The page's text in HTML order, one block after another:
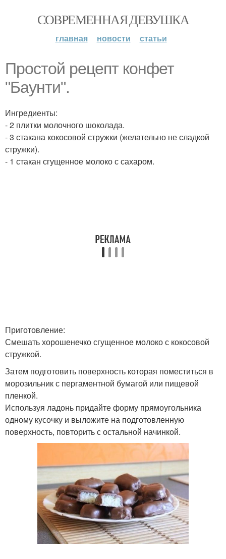
СОВРЕМЕННАЯ ДЕВУШКА
главная новости статьи
Простой рецепт конфет
"Баунти".
Ингредиенты:
- 2 плитки молочного шоколада.
- 3 стакана кокосовой стружки (желательно не сладкой
стружки).
- 1 стакан сгущенное молоко с сахаром.
Приготовление:
Смешать хорошенечко сгущенное молоко с кокосовой
стружкой.
Затем подготовить поверхность которая поместиться в
морозильник с пергаментной бумагой или пищевой
пленкой.
Используя ладонь придайте форму прямоугольника
одному кусочку и выложите на подготовленную
поверхность, повторить с остальной начинкой.